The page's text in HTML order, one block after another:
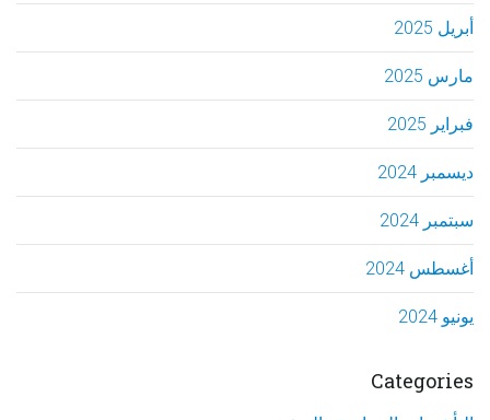
أبريل 2025
مارس 2025
فبراير 2025
ديسمبر 2024
سبتمبر 2024
أغسطس 2024
يونيو 2024
Categories